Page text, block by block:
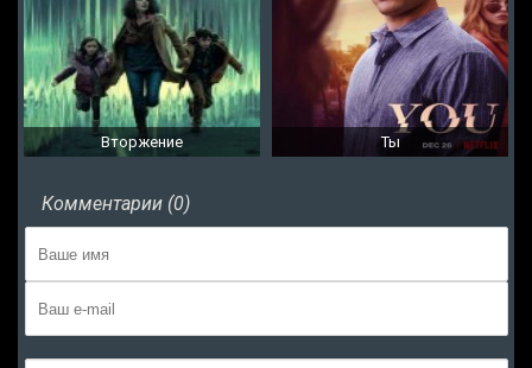
Вторжение Ты
Комментарии (0)